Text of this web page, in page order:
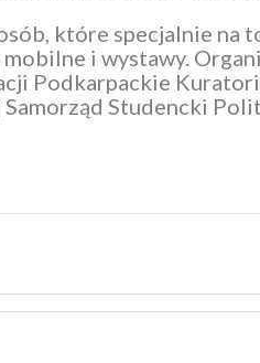
które specjalnie na
i wystawy.
Podkarpackie
Samorząd Studencki